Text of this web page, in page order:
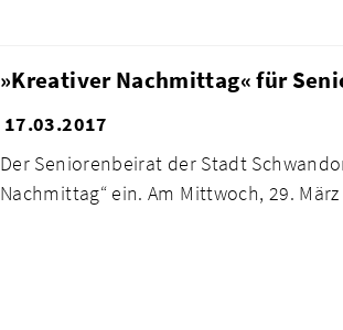
»Kreativer Nachmittag« für
17.03.2017
Der Seniorenbeirat der Stadt
Nachmittag“ ein. Am Mittwoch, 29.